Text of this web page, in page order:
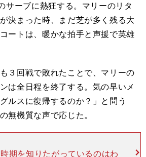
サーブに熱狂する。マリーのリタ
決まった時、まだ芝が多く残る大
ートは、暖かな拍手と声援で英雄
３回戦で敗れたことで、マリーの
は全日程を終了する。気の早いメ
ルスに復帰するのか？」と問う
無機質な声で応じた。
期を知りたがっているのはわ